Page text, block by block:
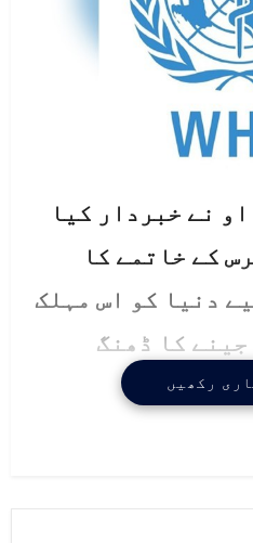
نے خبردار کیا
کے خاتمے کا
دنیا کو اس مہلک
کا ڈھنگ
رکھیں